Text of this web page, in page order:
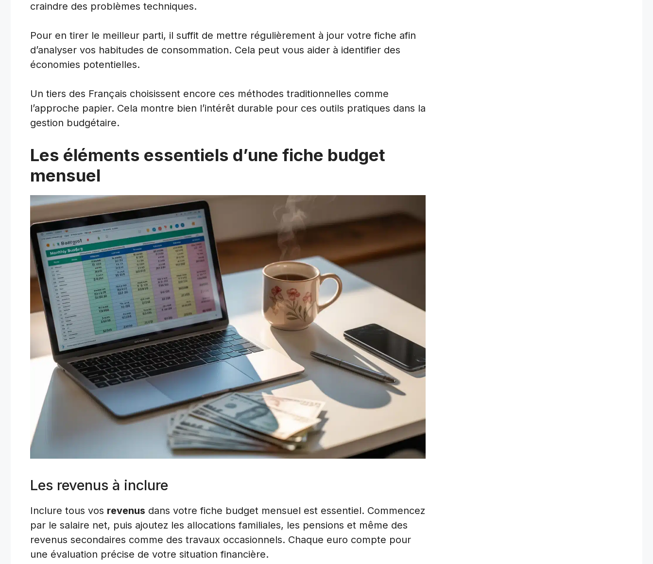
craindre des problèmes techniques.
Pour en tirer le meilleur parti, il suffit de mettre régulièrement à jour votre fiche afin
d’analyser vos habitudes de consommation. Cela peut vous aider à identifier des
économies potentielles.
Un tiers des Français choisissent encore ces méthodes traditionnelles comme
l’approche papier. Cela montre bien l’intérêt durable pour ces outils pratiques dans la
gestion budgétaire.
Les éléments essentiels d’une fiche budget
mensuel
Les revenus à inclure
Inclure tous vos revenus dans votre fiche budget mensuel est essentiel. Commencez
par le salaire net, puis ajoutez les allocations familiales, les pensions et même des
revenus secondaires comme des travaux occasionnels. Chaque euro compte pour
une évaluation précise de votre situation financière.